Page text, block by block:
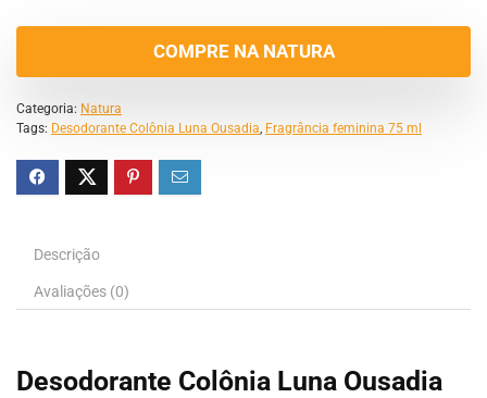
COMPRE NA NATURA
Categoria: Natura
Tags: Desodorante Colônia Luna Ousadia, Fragrância feminina 75 ml
Descrição
Avaliações (0)
Desodorante Colônia Luna Ousadia